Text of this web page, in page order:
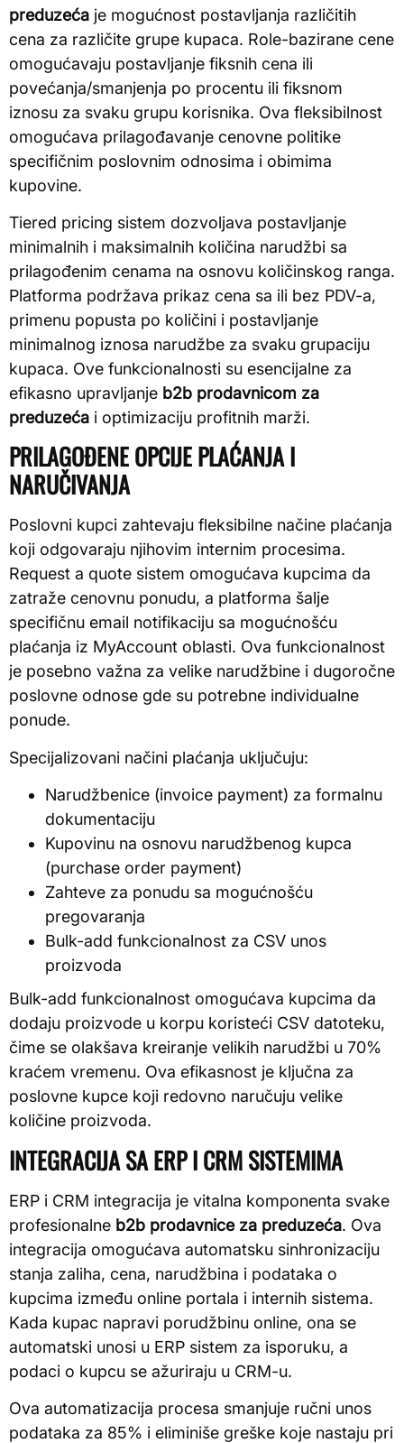
preduzeća je mogućnost postavljanja različitih
cena za različite grupe kupaca. Role-bazirane cene
omogućavaju postavljanje fiksnih cena ili
povećanja/smanjenja po procentu ili fiksnom
iznosu za svaku grupu korisnika. Ova fleksibilnost
omogućava prilagođavanje cenovne politike
specifičnim poslovnim odnosima i obimima
kupovine.
Tiered pricing sistem dozvoljava postavljanje
minimalnih i maksimalnih količina narudžbi sa
prilagođenim cenama na osnovu količinskog ranga.
Platforma podržava prikaz cena sa ili bez PDV-a,
primenu popusta po količini i postavljanje
minimalnog iznosa narudžbe za svaku grupaciju
kupaca. Ove funkcionalnosti su esencijalne za
efikasno upravljanje b2b prodavnicom za
preduzeća i optimizaciju profitnih marži.
PRILAGOĐENE OPCIJE PLAĆANJA I
NARUČIVANJA
Poslovni kupci zahtevaju fleksibilne načine plaćanja
koji odgovaraju njihovim internim procesima.
Request a quote sistem omogućava kupcima da
zatraže cenovnu ponudu, a platforma šalje
specifičnu email notifikaciju sa mogućnošću
plaćanja iz MyAccount oblasti. Ova funkcionalnost
je posebno važna za velike narudžbine i dugoročne
poslovne odnose gde su potrebne individualne
ponude.
Specijalizovani načini plaćanja uključuju:
Narudžbenice (invoice payment) za formalnu
dokumentaciju
Kupovinu na osnovu narudžbenog kupca
(purchase order payment)
Zahteve za ponudu sa mogućnošću
pregovaranja
Bulk-add funkcionalnost za CSV unos
proizvoda
Bulk-add funkcionalnost omogućava kupcima da
dodaju proizvode u korpu koristeći CSV datoteku,
čime se olakšava kreiranje velikih narudžbi u 70%
kraćem vremenu. Ova efikasnost je ključna za
poslovne kupce koji redovno naručuju velike
količine proizvoda.
INTEGRACIJA SA ERP I CRM SISTEMIMA
ERP i CRM integracija je vitalna komponenta svake
profesionalne b2b prodavnice za preduzeća. Ova
integracija omogućava automatsku sinhronizaciju
stanja zaliha, cena, narudžbina i podataka o
kupcima između online portala i internih sistema.
Kada kupac napravi porudžbinu online, ona se
automatski unosi u ERP sistem za isporuku, a
podaci o kupcu se ažuriraju u CRM-u.
Ova automatizacija procesa smanjuje ručni unos
podataka za 85% i eliminiše greške koje nastaju pri